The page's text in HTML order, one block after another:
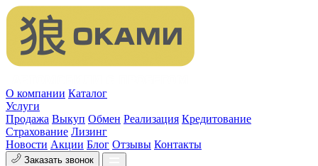
О компании Каталог
Услуги
Продажа Выкуп Обмен Реализация Кредитование
Страхование Лизинг
Новости Акции Блог Отзывы Контакты
Заказать звонок